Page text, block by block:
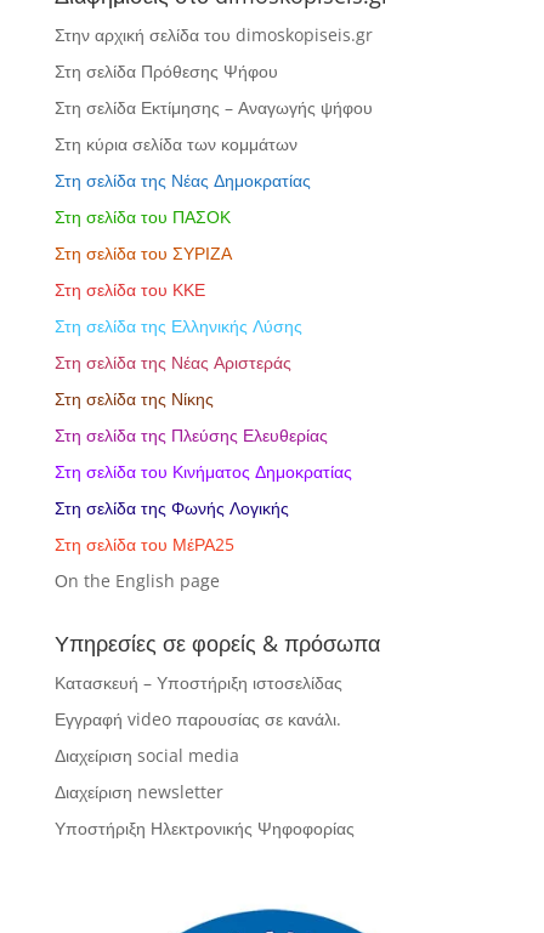
Στην αρχική σελίδα του dimoskopiseis.gr
Στη σελίδα Πρόθεσης Ψήφου
Στη σελίδα Εκτίμησης – Αναγωγής ψήφου
Στη κύρια σελίδα των κομμάτων
Στη σελίδα της Νέας Δημοκρατίας
Στη σελίδα του ΠΑΣΟΚ
Στη σελίδα του ΣΥΡΙΖΑ
Στη σελίδα του ΚΚΕ
Στη σελίδα της Ελληνικής Λύσης
Στη σελίδα της Νέας Αριστεράς
Στη σελίδα της Νίκης
Στη σελίδα της Πλεύσης Ελευθερίας
Στη σελίδα του Κινήματος Δημοκρατίας
Στη σελίδα της Φωνής Λογικής
Στη σελίδα του ΜέΡΑ25
Οn the English page
Υπηρεσίες σε φορείς & πρόσωπα
Κατασκευή – Υποστήριξη ιστοσελίδας
Εγγραφή video παρουσίας σε κανάλι.
Διαχείριση social media
Διαχείριση newsletter
Υποστήριξη Ηλεκτρονικής Ψηφοφορίας